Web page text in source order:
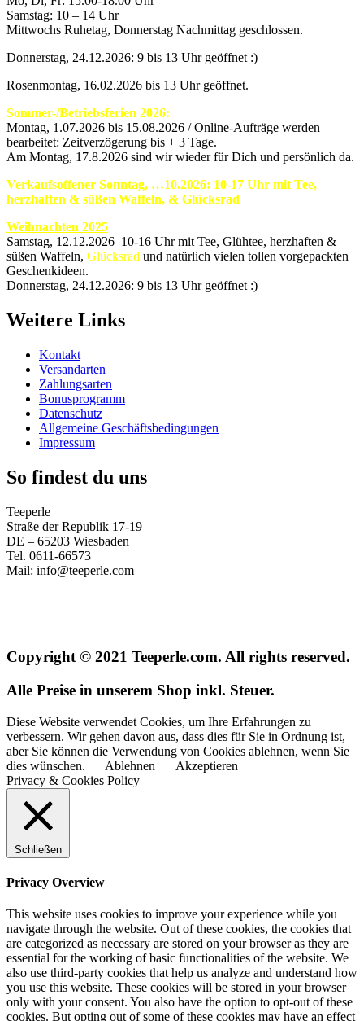
Samstag: 10 – 14 Uhr
Mittwochs Ruhetag, Donnerstag Nachmittag geschlossen.
Donnerstag, 24.12.2026: 9 bis 13 Uhr geöffnet :)
Rosenmontag, 16.02.2026 bis 13 Uhr geöffnet.
Sommer-/Betriebsferien 2026:
Montag, 1.07.2026 bis 15.08.2026 / Online-Aufträge werden
bearbeitet: Zeitverzögerung bis + 3 Tage.
Am Montag, 17.8.2026 sind wir wieder für Dich und persönlich da.
Verkaufsoffener Sonntag, …10.2026: 10-17 Uhr mit Tee,
herzhaften & süßen Waffeln, & Glücksrad
Weihnachten 2025
Samstag, 12.12.2026 10-16 Uhr mit Tee, Glühtee, herzhaften &
süßen Waffeln, Glücksrad und natürlich vielen tollen vorgepackten
Geschenkideen.
Donnerstag, 24.12.2026: 9 bis 13 Uhr geöffnet :)
Weitere Links
Kontakt
Versandarten
Zahlungsarten
Bonusprogramm
Datenschutz
Allgemeine Geschäftsbedingungen
Impressum
So findest du uns
Teeperle
Straße der Republik 17-19
DE – 65203 Wiesbaden
Tel. 0611-66573
Mail: info@teeperle.com
Copyright © 2021 Teeperle.com. All rights reserved.
Alle Preise in unserem Shop inkl. Steuer.
Diese Website verwendet Cookies, um Ihre Erfahrungen zu
verbessern. Wir gehen davon aus, dass dies für Sie in Ordnung ist,
aber Sie können die Verwendung von Cookies ablehnen, wenn Sie
dies wünschen.
Ablehnen
Akzeptieren
Privacy & Cookies Policy
Schließen
Privacy Overview
This website uses cookies to improve your experience while you
navigate through the website. Out of these cookies, the cookies that
are categorized as necessary are stored on your browser as they are
essential for the working of basic functionalities of the website. We
also use third-party cookies that help us analyze and understand how
you use this website. These cookies will be stored in your browser
only with your consent. You also have the option to opt-out of these
cookies. But opting out of some of these cookies may have an effect